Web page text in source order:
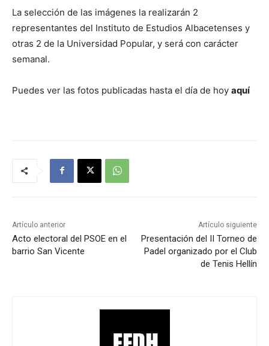
La selección de las imágenes la realizarán 2
representantes del Instituto de Estudios Albacetenses y
otras 2 de la Universidad Popular, y será con carácter
semanal.
Puedes ver las fotos publicadas hasta el día de hoy aquí
Artículo anterior
Acto electoral del PSOE en el
barrio San Vicente
Artículo siguiente
Presentación del II Torneo de
Padel organizado por el Club
de Tenis Hellín